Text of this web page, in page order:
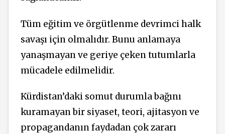
Tüm eğitim ve örgütlenme devrimci halk
savaşı için olmalıdır. Bunu anlamaya
yanaşmayan ve geriye çeken tutumlarla
mücadele edilmelidir.
Kürdistan’daki somut durumla bağını
kuramayan bir siyaset, teori, ajitasyon ve
propagandanın faydadan çok zararı